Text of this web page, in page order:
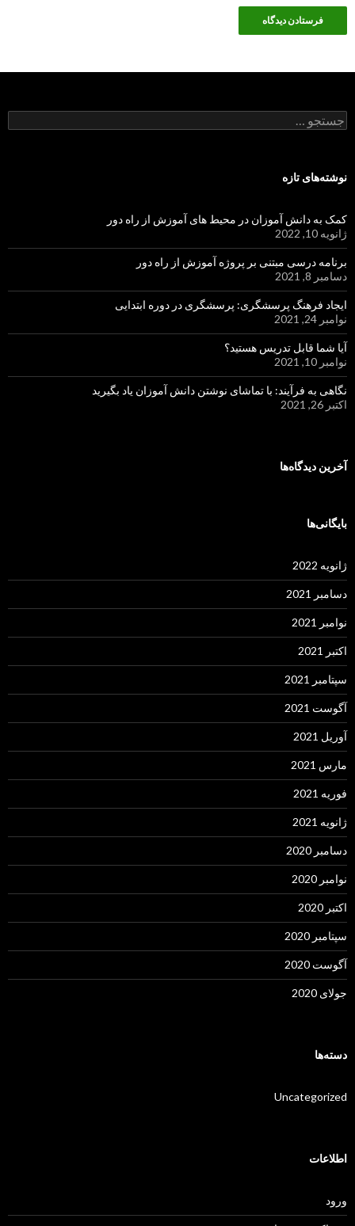
جستجو
برای:
نوشته‌های تازه
کمک به دانش آموزان در محیط های آموزش از راه دور
ژانویه 10, 2022
برنامه درسی مبتنی بر پروژه آموزش از راه دور
دسامبر 8, 2021
ایجاد فرهنگ پرسشگری: پرسشگری در دوره ابتدایی
نوامبر 24, 2021
آیا شما قابل تدریس هستید؟
نوامبر 10, 2021
نگاهی به فرآیند: با تماشای نوشتن دانش آموزان یاد بگیرید
اکتبر 26, 2021
آخرین دیدگاه‌ها
بایگانی‌ها
ژانویه 2022
دسامبر 2021
نوامبر 2021
اکتبر 2021
سپتامبر 2021
آگوست 2021
آوریل 2021
مارس 2021
فوریه 2021
ژانویه 2021
دسامبر 2020
نوامبر 2020
اکتبر 2020
سپتامبر 2020
آگوست 2020
جولای 2020
دسته‌ها
Uncategorized
اطلاعات
ورود